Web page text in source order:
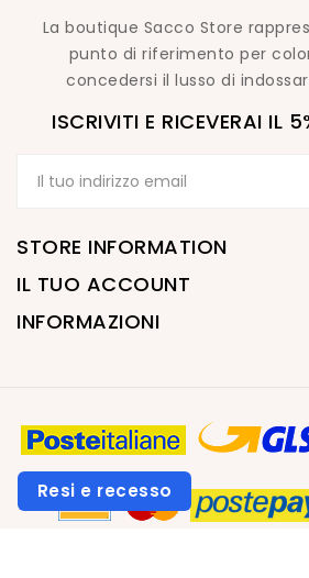
La boutique Sacco Store
punto di riferimento per
concedersi il lusso di
ISCRIVITI E RICEVERAI IL
STORE INFORMATION
IL TUO ACCOUNT
INFORMAZIONI
Resi e recesso